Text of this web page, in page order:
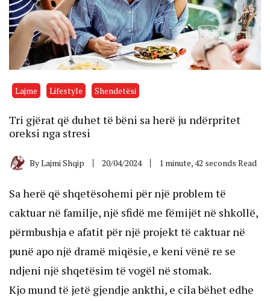
Lajme Lifestyle Shendetësi
Tri gjërat që duhet të bëni sa herë ju ndërpritet
oreksi nga stresi
ByLajmi Shqip 20/04/2024 1 minute, 42 seconds Read
Sa herë që shqetësohemi për një problem të
caktuar në familje, një sfidë me fëmijët në shkollë,
përmbushja e afatit për një projekt të caktuar në
punë apo një dramë miqësie, e keni vënë re se
ndjeni një shqetësim të vogël në stomak.
Kjo mund të jetë gjendje ankthi, e cila bëhet edhe